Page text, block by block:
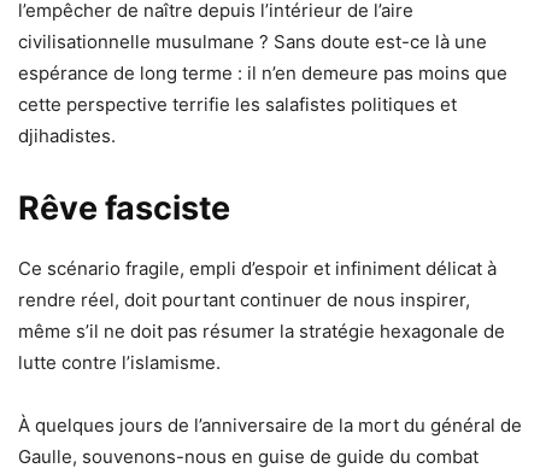
l’empêcher de naître depuis l’intérieur de l’aire
civilisationnelle musulmane ? Sans doute est-ce là une
espérance de long terme : il n’en demeure pas moins que
cette perspective terrifie les salafistes politiques et
djihadistes.
Rêve fasciste
Ce scénario fragile, empli d’espoir et infiniment délicat à
rendre réel, doit pourtant continuer de nous inspirer,
même s’il ne doit pas résumer la stratégie hexagonale de
lutte contre l’islamisme.
À quelques jours de l’anniversaire de la mort du général de
Gaulle, souvenons-nous en guise de guide du combat